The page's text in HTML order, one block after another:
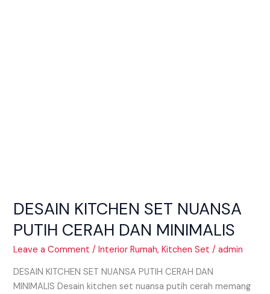
DESAIN KITCHEN SET NUANSA
PUTIH CERAH DAN MINIMALIS
Leave a Comment /Interior Rumah,Kitchen Set /admin
DESAIN KITCHEN SET NUANSA PUTIH CERAH DAN
MINIMALIS Desain kitchen set nuansa putih cerah memang